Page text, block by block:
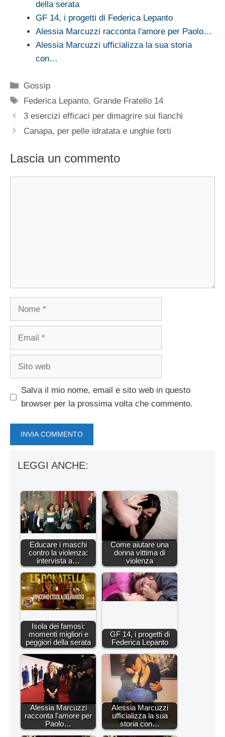
della serata
GF 14, i progetti di Federica Lepanto
Alessia Marcuzzi racconta l'amore per Paolo…
Alessia Marcuzzi ufficializza la sua storia
con…
Categorie
Gossip
Tag
Federica Lepanto, Grande Fratello 14
3 esercizi efficaci per dimagrire sui fianchi
Canapa, per pelle idratata e unghie forti
Lascia un commento
Nome
Email
Sito
Salva il mio nome, email e sito web in questo
browser per la prossima volta che commento.
LEGGI ANCHE:
Educare i maschi
contro la violenza:
intervista a…
Come aiutare una
donna vittima di
violenza
Isola dei famosi:
momenti migliori e
peggiori della serata
GF 14, i progetti di
Federica Lepanto
Alessia Marcuzzi
racconta l'amore per
Paolo…
Alessia Marcuzzi
ufficializza la sua
storia con…